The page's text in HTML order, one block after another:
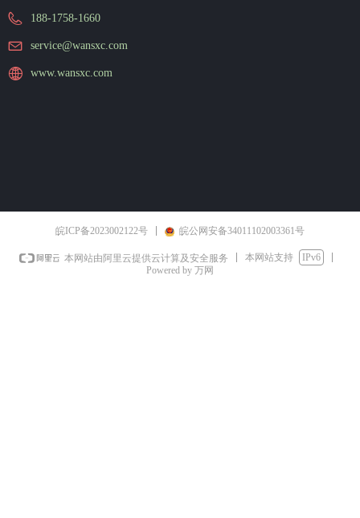
188-1758-1660
service@wansxc.com
www.wansxc.com
皖ICP备2023002122号 皖公网安备34011102003361号
本网站由阿里云提供云计算及安全服务 本网站支持
IPv6
Powered by 万网